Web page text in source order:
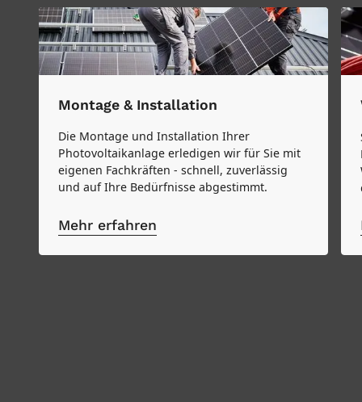
Montage & Installation
Die Montage und Installation Ihrer
Photovoltaikanlage erledigen wir für Sie mit
eigenen Fachkräften - schnell, zuverlässig
und auf Ihre Bedürfnisse abgestimmt.
Mehr erfahren